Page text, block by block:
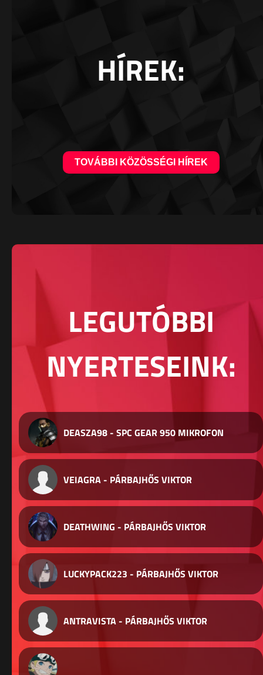
HÍREK:
TOVÁBBI KÖZÖSSÉGI HÍREK
LEGUTÓBBI
NYERTESEINK:
DEASZA98 - SPC GEAR 950 MIKROFON
VEIAGRA - PÁRBAJHŐS VIKTOR
DEATHWING - PÁRBAJHŐS VIKTOR
LUCKYPACK223 - PÁRBAJHŐS VIKTOR
ANTRAVISTA - PÁRBAJHŐS VIKTOR